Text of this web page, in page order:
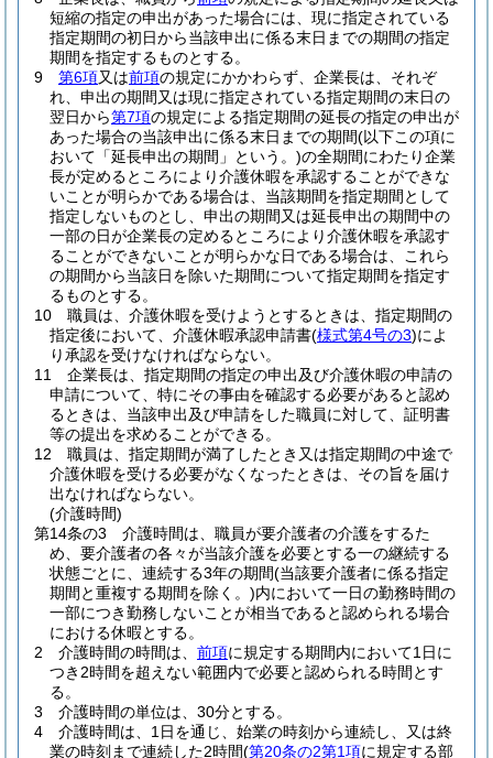
短縮の指定の申出があった場合には、現に指定されている
指定期間の初日から当該申出に係る末日までの期間の指定
期間を指定するものとする。
9
第6項又は前項の規定にかかわらず、企業長は、それぞ
れ、申出の期間又は現に指定されている指定期間の末日の
翌日から第7項の規定による指定期間の延長の指定の申出が
あった場合の当該申出に係る末日までの期間(以下この項に
おいて「延長申出の期間」という。)の全期間にわたり企業
長が定めるところにより介護休暇を承認することができな
いことが明らかである場合は、当該期間を指定期間として
指定しないものとし、申出の期間又は延長申出の期間中の
一部の日が企業長の定めるところにより介護休暇を承認す
ることができないことが明らかな日である場合は、これら
の期間から当該日を除いた期間について指定期間を指定す
るものとする。
10
職員は、介護休暇を受けようとするときは、指定期間の
指定後において、介護休暇承認申請書(様式第4号の3)によ
り承認を受けなければならない。
11
企業長は、指定期間の指定の申出及び介護休暇の申請の
申請について、特にその事由を確認する必要があると認め
るときは、当該申出及び申請をした職員に対して、証明書
等の提出を求めることができる。
12
職員は、指定期間が満了したとき又は指定期間の中途で
介護休暇を受ける必要がなくなったときは、その旨を届け
出なければならない。
(介護時間)
第14条の3
介護時間は、職員が要介護者の介護をするた
め、要介護者の各々が当該介護を必要とする一の継続する
状態ごとに、連続する3年の期間(当該要介護者に係る指定
期間と重複する期間を除く。)内において一日の勤務時間の
一部につき勤務しないことが相当であると認められる場合
における休暇とする。
2
介護時間の時間は、 前項に規定する期間内において1日に
つき2時間を超えない範囲内で必要と認められる時間とす
る。
3
介護時間の単位は、30分とする。
4
介護時間は、1日を通じ、始業の時刻から連続し、又は終
業の時刻まで連続した2時間(第20条の2第1項に規定する部